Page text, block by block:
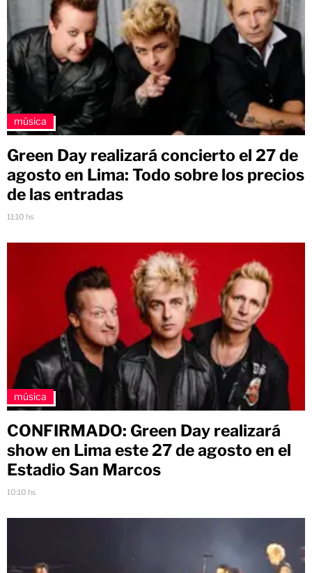
música
Green Day realizará concierto el 27 de
agosto en Lima: Todo sobre los precios
de las entradas
11:10 hs
música
CONFIRMADO: Green Day realizará
show en Lima este 27 de agosto en el
Estadio San Marcos
10:10 hs